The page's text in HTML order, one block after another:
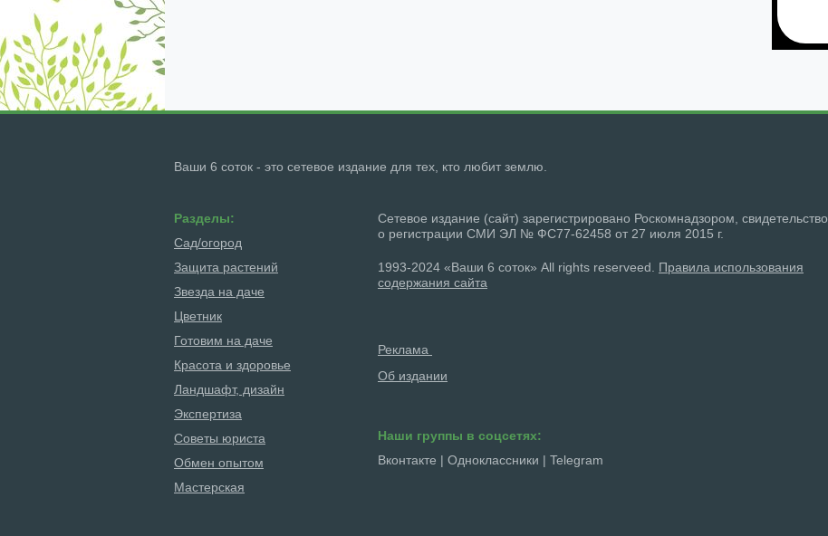
Ваши 6 соток - это сетевое издание для тех, кто любит землю.
Разделы:
Сад/огород
Защита растений
Звезда на даче
Цветник
Готовим на даче
Красота и здоровье
Ландшафт, дизайн
Экспертиза
Советы юриста
Обмен опытом
Мастерская
Сетевое издание (сайт) зарегистрировано Роскомнадзором, свидетельство
о регистрации СМИ ЭЛ № ФС77-62458 от 27 июля 2015 г.
1993-2024 «Ваши 6 соток» All rights reserveed. Правила использования
содержания сайта
Реклама
Об издании
Наши группы в соцсетях:
Вконтакте | Одноклассники | Telegram